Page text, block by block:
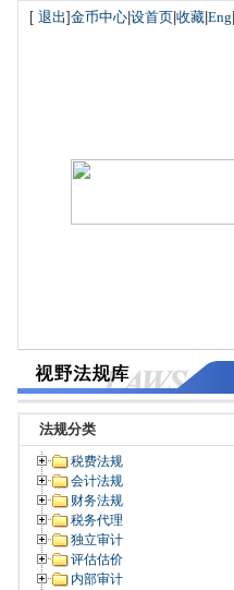
[ 退出]金币中心 设首页 收藏 Eng
法规分类
税费法规
会计法规
财务法规
税务代理
独立审计
评估估价
内部审计